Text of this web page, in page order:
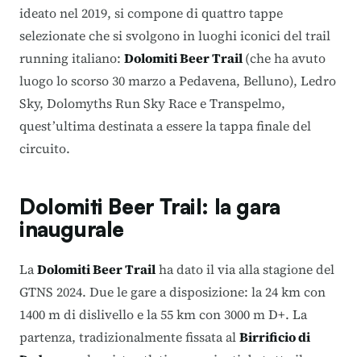
ideato nel 2019, si compone di quattro tappe
selezionate che si svolgono in luoghi iconici del trail
running italiano: Dolomiti Beer Trail(che ha avuto
luogo lo scorso 30 marzo a Pedavena, Belluno), Ledro
Sky, Dolomyths Run Sky Race e Transpelmo,
quest’ultima destinata a essere la tappa finale del
circuito.
Dolomiti Beer Trail: la gara
inaugurale
LaDolomiti Beer Trailha dato il via alla stagione del
GTNS 2024. Due le gare a disposizione: la 24 km con
1400 m di dislivello e la 55 km con 3000 m D+. La
partenza, tradizionalmente fissata alBirrificio di